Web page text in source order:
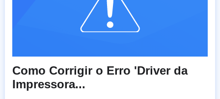
Como Corrigir o Erro 'Driver da
Impressora...